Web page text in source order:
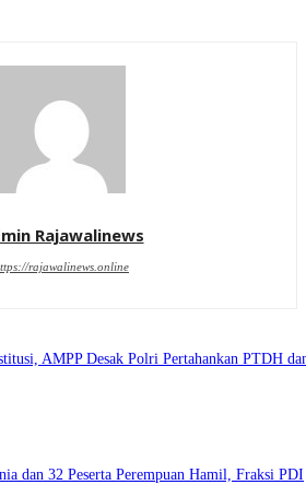
Rajawalinews
rajawalinews.online
AMPP Desak Polri Pertahankan PTDH
dan 32 Peserta Perempuan Hamil, Fraksi PDI